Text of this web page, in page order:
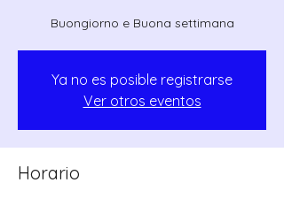
Ya no es posible registrarse
Ver otros eventos
Horario